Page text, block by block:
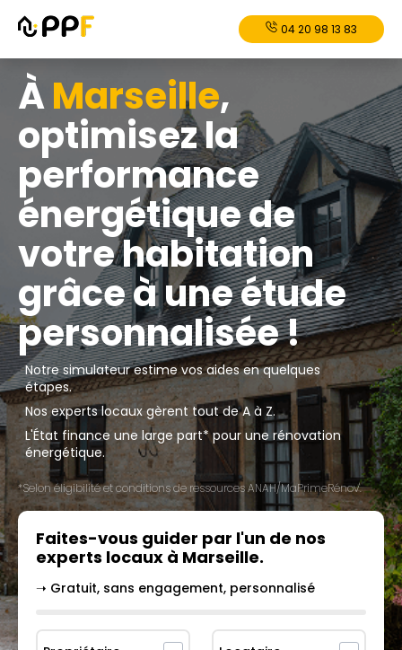
04 20 98 13 83
ÀMarseille,
optimisez la
performance
énergétique de
votre habitation
grâce à une étude
personnalisée !
Notre simulateur estime vos aides en quelques
étapes.
Nos experts locaux gèrent tout de A à Z.
L'État finance une large part* pour une rénovation
énergétique.
*Selon éligibilité et conditions de ressources ANAH/MaPrimeRénov'.
Faites-vous guider par l'un de nos
experts locaux à Marseille.
➝ Gratuit, sans engagement, personnalisé